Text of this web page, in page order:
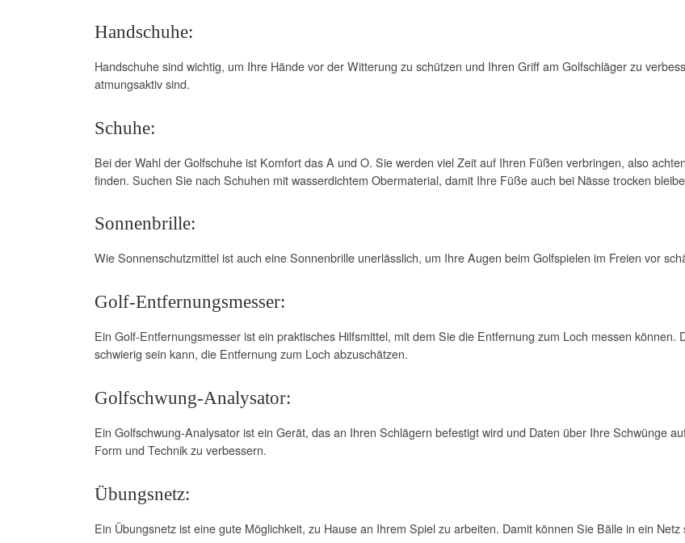
Handschuhe:
Handschuhe sind wichtig, um Ihre Hände vor der Witterung zu schützen und Ihren Griff am Golfschläger zu
atmungsaktiv sind.
Schuhe:
Bei der Wahl der Golfschuhe ist Komfort das A und O. Sie werden viel Zeit auf Ihren Füßen verbringen, also
finden. Suchen Sie nach Schuhen mit wasserdichtem Obermaterial, damit Ihre Füße auch bei Nässe trocken
Sonnenbrille:
Wie Sonnenschutzmittel ist auch eine Sonnenbrille unerlässlich, um Ihre Augen beim Golfspielen im Freien vor
Golf-Entfernungsmesser:
Ein Golf-Entfernungsmesser ist ein praktisches Hilfsmittel, mit dem Sie die Entfernung zum Loch messen
schwierig sein kann, die Entfernung zum Loch abzuschätzen.
Golfschwung-Analysator:
Ein Golfschwung-Analysator ist ein Gerät, das an Ihren Schlägern befestigt wird und Daten über Ihre Schwünge
Form und Technik zu verbessern.
Übungsnetz:
Ein Übungsnetz ist eine gute Möglichkeit, zu Hause an Ihrem Spiel zu arbeiten. Damit können Sie Bälle in ein